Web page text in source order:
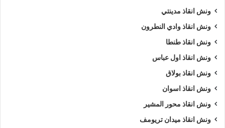
ونش انقاذ مدينتي
ونش انقاذ وادي النطرون
ونش انقاذ طنطا
ونش انقاذ اول عباس
ونش انقاذ بولاق
ونش انقاذ اسوان
ونش انقاذ محور المشير
ونش انقاذ ميدان تريومف